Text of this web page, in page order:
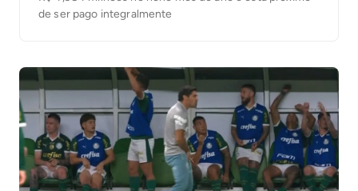
de ser pago integralmente